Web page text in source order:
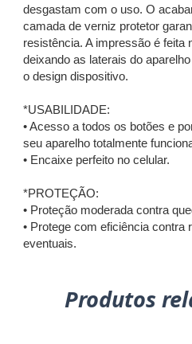
desgastam com o uso. O
camada de verniz protetor
resistência. A impressão é feita
deixando as laterais do
o design dispositivo.
*USABILIDADE:
• Acesso a todos os botões e
seu aparelho totalmente
• Encaixe perfeito no celular.
*PROTEÇÃO:
• Proteção moderada contra
• Protege com eficiência contra
eventuais.
Produtos